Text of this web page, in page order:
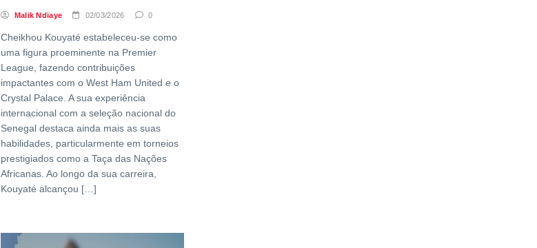
Malik Ndiaye 02/03/2026 0
Cheikhou Kouyaté estabeleceu-se como
uma figura proeminente na Premier
League, fazendo contribuições
impactantes com o West Ham United e o
Crystal Palace. A sua experiência
internacional com a seleção nacional do
Senegal destaca ainda mais as suas
habilidades, particularmente em torneios
prestigiados como a Taça das Nações
Africanas. Ao longo da sua carreira,
Kouyaté alcançou […]